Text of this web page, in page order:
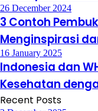
26 December 2024
3 Contoh
Menginspirasi
16 January 2025
Indonesia dan
Kesehatan
Recent Posts